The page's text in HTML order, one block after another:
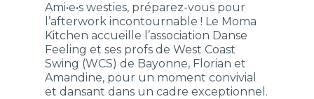
Ami•e•s westies, préparez-vous pour
l’afterwork incontournable ! Le Moma
Kitchen accueille l’association Danse
Feeling et ses profs de West Coast
Swing (WCS) de Bayonne, Florian et
Amandine, pour un moment convivial
et dansant dans un cadre exceptionnel.